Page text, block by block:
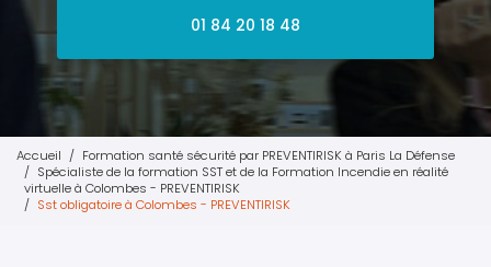
01 84 20 18 48
Accueil
Formation santé sécurité par PREVENTIRISK à Paris La Défense
Spécialiste de la formation SST et de la Formation Incendie en réalité
virtuelle à Colombes - PREVENTIRISK
Sst obligatoire à Colombes - PREVENTIRISK